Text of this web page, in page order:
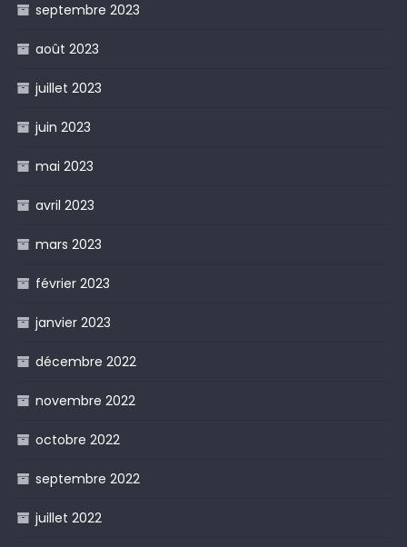
septembre 2023
août 2023
juillet 2023
juin 2023
mai 2023
avril 2023
mars 2023
février 2023
janvier 2023
décembre 2022
novembre 2022
octobre 2022
septembre 2022
juillet 2022